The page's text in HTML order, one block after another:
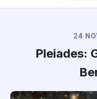
24
Pleiades: